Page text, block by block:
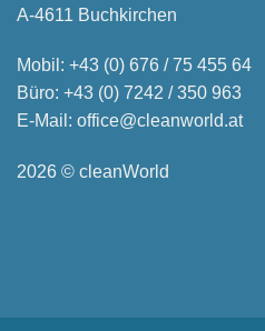
A-4611 Buchkirchen
Mobil: +43 (0) 676 / 75 455 64
Büro: +43 (0) 7242 / 350 963
E-Mail: office@cleanworld.at
2026 © cleanWorld